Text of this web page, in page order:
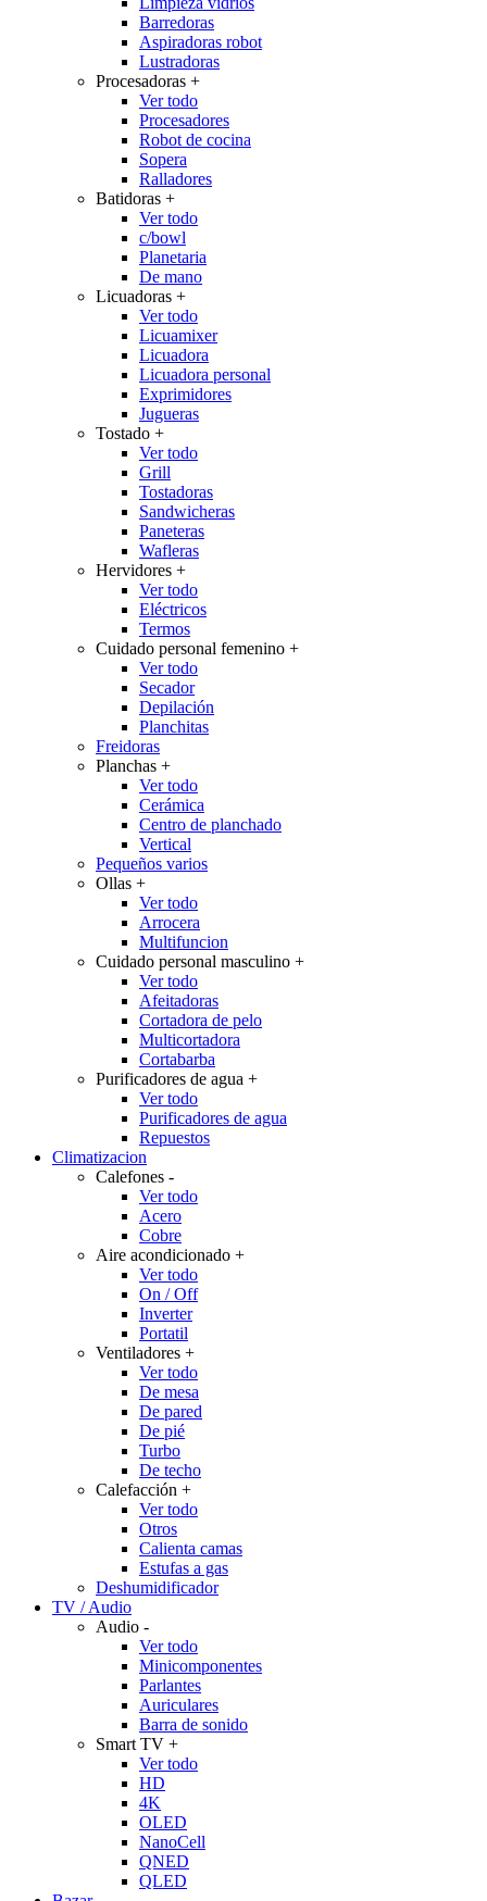
Barredoras
Aspiradoras robot
Lustradoras
Procesadoras +
Ver todo
Procesadores
Robot de cocina
Sopera
Ralladores
Batidoras +
Ver todo
c/bowl
Planetaria
De mano
Licuadoras +
Ver todo
Licuamixer
Licuadora
Licuadora personal
Exprimidores
Jugueras
Tostado +
Ver todo
Grill
Tostadoras
Sandwicheras
Paneteras
Wafleras
Hervidores +
Ver todo
Eléctricos
Termos
Cuidado personal femenino +
Ver todo
Secador
Depilación
Planchitas
Freidoras
Planchas +
Ver todo
Cerámica
Centro de planchado
Vertical
Pequeños varios
Ollas +
Ver todo
Arrocera
Multifuncion
Cuidado personal masculino +
Ver todo
Afeitadoras
Cortadora de pelo
Multicortadora
Cortabarba
Purificadores de agua +
Ver todo
Purificadores de agua
Repuestos
Climatizacion
Calefones -
Ver todo
Acero
Cobre
Aire acondicionado +
Ver todo
On / Off
Inverter
Portatil
Ventiladores +
Ver todo
De mesa
De pared
De pié
Turbo
De techo
Calefacción +
Ver todo
Otros
Calienta camas
Estufas a gas
Deshumidificador
TV / Audio
Audio -
Ver todo
Minicomponentes
Parlantes
Auriculares
Barra de sonido
Smart TV +
Ver todo
HD
4K
OLED
NanoCell
QNED
QLED